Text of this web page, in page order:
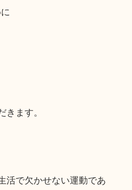
きます。
活で欠かせない運動であ